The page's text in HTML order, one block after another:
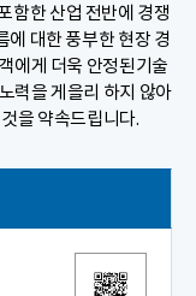
함한 산업 전반에 경쟁
에 대한 풍부한 현장 경
에게 더욱 안정된기술
력을 게을리 하지 않아
을 약속드립니다.